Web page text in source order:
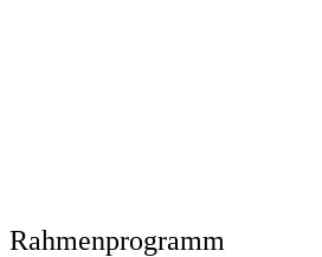
Rahmenprogramm